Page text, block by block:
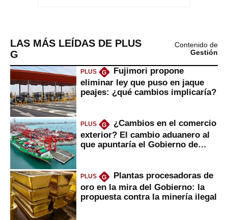
LAS MÁS LEÍDAS DE PLUS
G
Contenido de
Gestión
PLUS G
Fujimori propone
eliminar ley que puso en jaque
peajes: ¿qué cambios implicaría?
PLUS G
¿Cambios en el comercio
exterior? El cambio aduanero al
que apuntaría el Gobierno de
PLUS G
Plantas procesadoras de
oro en la mira del Gobierno: la
propuesta contra la minería ilegal